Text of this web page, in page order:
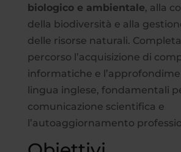
biologico e ambientale, alla
della biodiversità e alla
delle risorse naturali.
percorso l’acquisizione di
informatiche e
lingua inglese, fondamentali
comunicazione scientifica e
l’autoaggiornamento